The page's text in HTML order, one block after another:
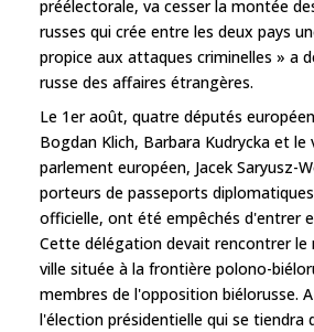
préélectorale, va cesser la montée
russes qui crée entre les deux pays
propice aux attaques criminelles » a
russe des affaires étrangères.
Le 1er août, quatre députés
Bogdan Klich, Barbara Kudrycka et le
parlement européen, Jacek Saryusz-
porteurs de passeports
officielle, ont été empêchés d'entrer
Cette délégation devait rencontrer le
ville située à la frontière polono-
membres de l'opposition biélorusse.
l'élection présidentielle qui se tiendra